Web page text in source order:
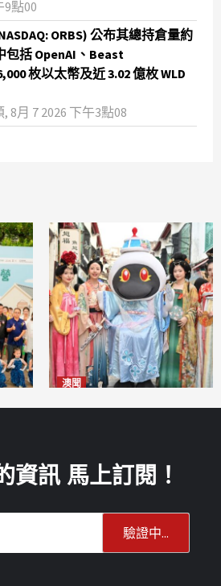
9點00
ORBS) 公布其總持倉量約
包括 OpenAI、Beast
枚以太幣及近 3.02 億枚 WLD
8月 7 2026 下午3點08
澳聞
資訊 馬上訂閱！